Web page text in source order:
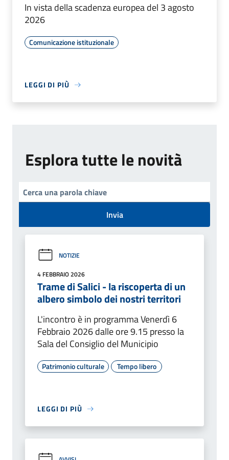
In vista della scadenza europea del 3 agosto
2026
Comunicazione istituzionale
LEGGI DI PIÙ
Esplora tutte le novità
Invia
NOTIZIE
4 FEBBRAIO 2026
Trame di Salici - la riscoperta di un
albero simbolo dei nostri territori
L'incontro è in programma Venerdì 6
Febbraio 2026 dalle ore 9.15 presso la
Sala del Consiglio del Municipio
Patrimonio culturale Tempo libero
LEGGI DI PIÙ